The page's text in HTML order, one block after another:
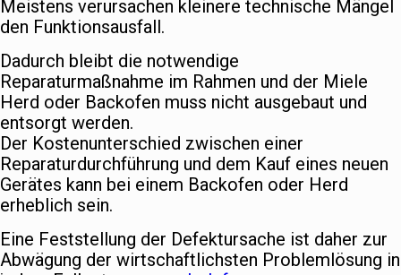
Meistens verursachen kleinere technische Mängel
den Funktionsausfall.
Dadurch bleibt die notwendige
Reparaturmaßnahme im Rahmen und der Miele
Herd oder Backofen muss nicht ausgebaut und
entsorgt werden.
Der Kostenunterschied zwischen einer
Reparaturdurchführung und dem Kauf eines neuen
Gerätes kann bei einem Backofen oder Herd
erheblich sein.
Eine Feststellung der Defektursache ist daher zur
Abwägung der wirtschaftlichsten Problemlösung in